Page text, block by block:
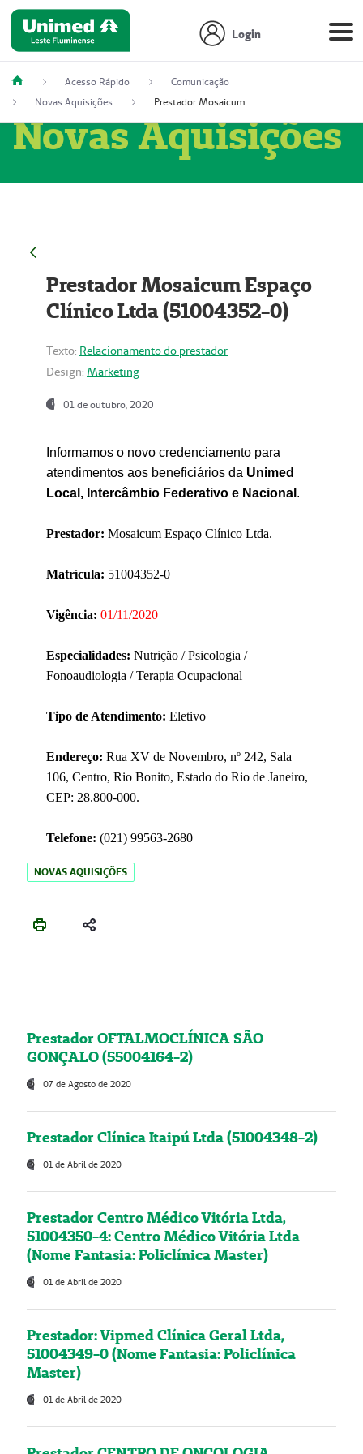
Login
Acesso Rápido
Comunicação
Novas Aquisições
Prestador Mosaicum Espaço Clínico Ltda (51004352-0)
Novas Aquisições
Prestador Mosaicum Espaço
Clínico Ltda (51004352-0)
Texto: Relacionamento do prestador
Design: Marketing
01 de outubro, 2020
Informamos o novo credenciamento para
atendimentos aos beneficiários da Unimed
Local, Intercâmbio Federativo e Nacional .
Prestador: Mosaicum Espaço Clínico Ltda.
Matrícula: 51004352-0
Vigência: 01/11/2020
Especialidades: Nutrição / Psicologia /
Fonoaudiologia / Terapia Ocupacional
Tipo de Atendimento: Eletivo
Endereço: Rua XV de Novembro, nº 242, Sala
106, Centro, Rio Bonito, Estado do Rio de Janeiro,
CEP: 28.800-000.
Telefone: (021) 99563-2680
NOVAS AQUISIÇÕES
Prestador OFTALMOCLÍNICA SÃO
GONÇALO (55004164-2)
07 de Agosto de 2020
Prestador Clínica Itaipú Ltda (51004348-2)
01 de Abril de 2020
Prestador Centro Médico Vitória Ltda,
51004350-4: Centro Médico Vitória Ltda
(Nome Fantasia: Policlínica Master)
01 de Abril de 2020
Prestador: Vipmed Clínica Geral Ltda,
51004349-0 (Nome Fantasia: Policlínica
Master)
01 de Abril de 2020